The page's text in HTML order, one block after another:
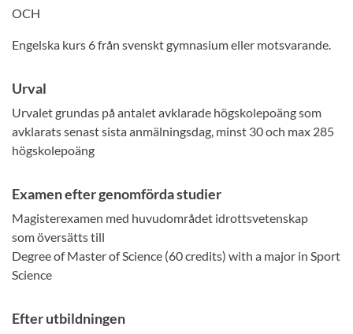
OCH
Engelska kurs 6 från svenskt gymnasium eller motsvarande.
Urval
Urvalet grundas på antalet avklarade högskolepoäng som
avklarats senast sista anmälningsdag, minst 30 och max 285
högskolepoäng
Examen efter genomförda studier
Magisterexamen med huvudområdet idrottsvetenskap
som översätts till
Degree of Master of Science (60 credits) with a major in Sport
Science
Efter utbildningen